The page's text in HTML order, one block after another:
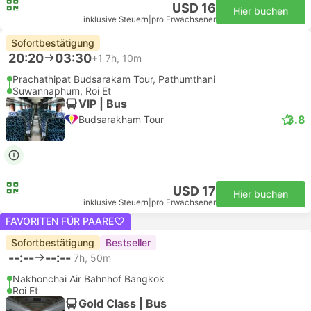
USD 16
inklusive Steuern pro Erwachsener
Hier buchen
Sofortbestätigung
20:20 03:30+1 7h, 10m
Prachathipat Budsarakam Tour, Pathumthani
Suwannaphum, Roi Et
VIP | Bus
Budsarakham Tour 3.8
USD 17
inklusive Steuern pro Erwachsener
Hier buchen
FAVORITEN FÜR PAARE
Sofortbestätigung
Bestseller
--:-- --:-- 7h, 50m
Nakhonchai Air Bahnhof Bangkok
Roi Et
Gold Class | Bus